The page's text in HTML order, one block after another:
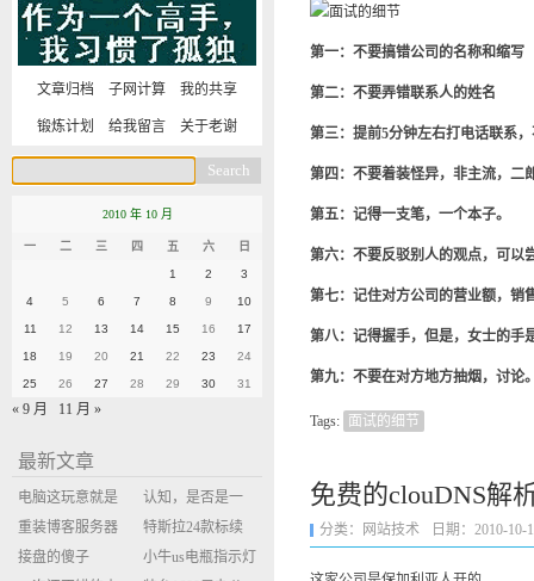
第一：不要搞错公司的名称和缩写
第二：不要弄错联系人的姓名
第三：提前5分钟左右打电话联系
第四：不要着装怪异，非主流，二
第五：记得一支笔，一个本子。
第六：不要反驳别人的观点，可以
第七：记住对方公司的营业额，销
第八：记得握手，但是，女士的手
第九：不要在对方地方抽烟，讨论
Tags: 面试的细节
免费的clouDNS解
分类： 网站技术 日期：2010-10-
文章归档 子网计算 我的共享
锻炼计划 给我留言 关于老谢
2010 年 10 月
一 二 三 四 五 六 日
1 2 3
4 5 6 7 8 9 10
11 12 13 14 15 16 17
18 19 20 21 22 23 24
25 26 27 28 29 30 31
« 9 月 11 月 »
最新文章
电脑这玩意就是
缝缝补补的事
认知，是否是一
座大山？当架构
决策变成配置清
重装博客服务器
环境
特斯拉24款标续
Model Y 2万公里
接盘的傻子
小牛us电瓶指示灯